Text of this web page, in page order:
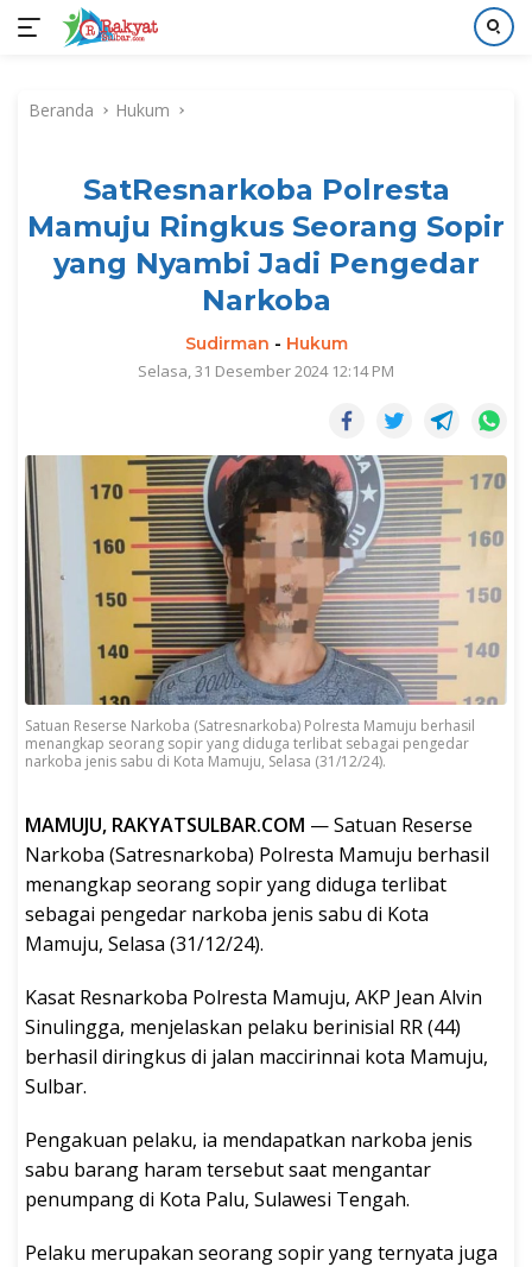
kontenBeranda Hukum
SatResnarkoba Polresta
Mamuju Ringkus Seorang Sopir
yang Nyambi Jadi Pengedar
Narkoba
Sudirman - Hukum
Selasa, 31 Desember 2024 12:14 PM
Satuan Reserse Narkoba (Satresnarkoba) Polresta Mamuju berhasil
menangkap seorang sopir yang diduga terlibat sebagai pengedar
narkoba jenis sabu di Kota Mamuju, Selasa (31/12/24).
MAMUJU, RAKYATSULBAR.COM — Satuan Reserse
Narkoba (Satresnarkoba) Polresta Mamuju berhasil
menangkap seorang sopir yang diduga terlibat
sebagai pengedar narkoba jenis sabu di Kota
Mamuju, Selasa (31/12/24).
Kasat Resnarkoba Polresta Mamuju, AKP Jean Alvin
Sinulingga, menjelaskan pelaku berinisial RR (44)
berhasil diringkus di jalan maccirinnai kota Mamuju,
Sulbar.
Pengakuan pelaku, ia mendapatkan narkoba jenis
sabu barang haram tersebut saat mengantar
penumpang di Kota Palu, Sulawesi Tengah.
Pelaku merupakan seorang sopir yang ternyata juga